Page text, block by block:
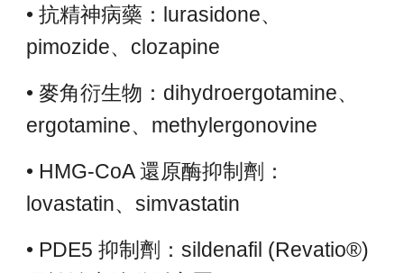
• 抗精神病藥：lurasidone、
pimozide、clozapine
• 麥角衍生物：dihydroergotamine、
ergotamine、methylergonovine
• HMG-CoA 還原酶抑制劑：
lovastatin、simvastatin
• PDE5 抑制劑：sildenafil (Revatio®)